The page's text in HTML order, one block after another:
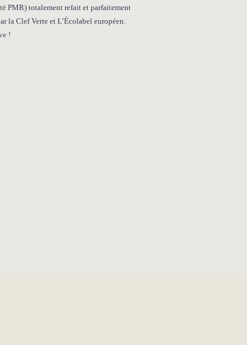
PMR) totalement refait et parfaitement
la Clef Verte et L’Écolabel européen.
!